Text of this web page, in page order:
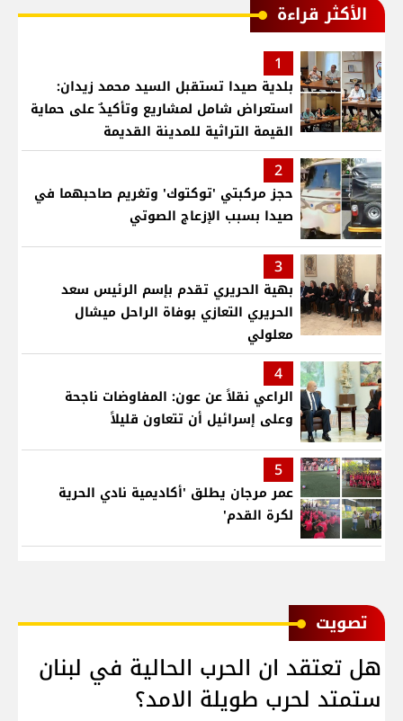
الأكثر قراءة
1
بلدية صيدا تستقبل السيد محمد زيدان:
استعراض شامل لمشاريع وتأكيدٌ على حماية
القيمة التراثية للمدينة القديمة
2
حجز مركبتي 'توكتوك' وتغريم صاحبهما في
صيدا بسبب الإزعاج الصوتي
3
بهية الحريري تقدم بإسم الرئيس سعد
الحريري التعازي بوفاة الراحل ميشال
معلولي
4
الراعي نقلاً عن عون: المفاوضات ناجحة
وعلى إسرائيل أن تتعاون قليلاً
5
عمر مرجان يطلق 'أكاديمية نادي الحرية
لكرة القدم'
ﺗﺼﻮﻳﺖ
هل تعتقد ان الحرب الحالية في لبنان
ستمتد لحرب طويلة الامد؟